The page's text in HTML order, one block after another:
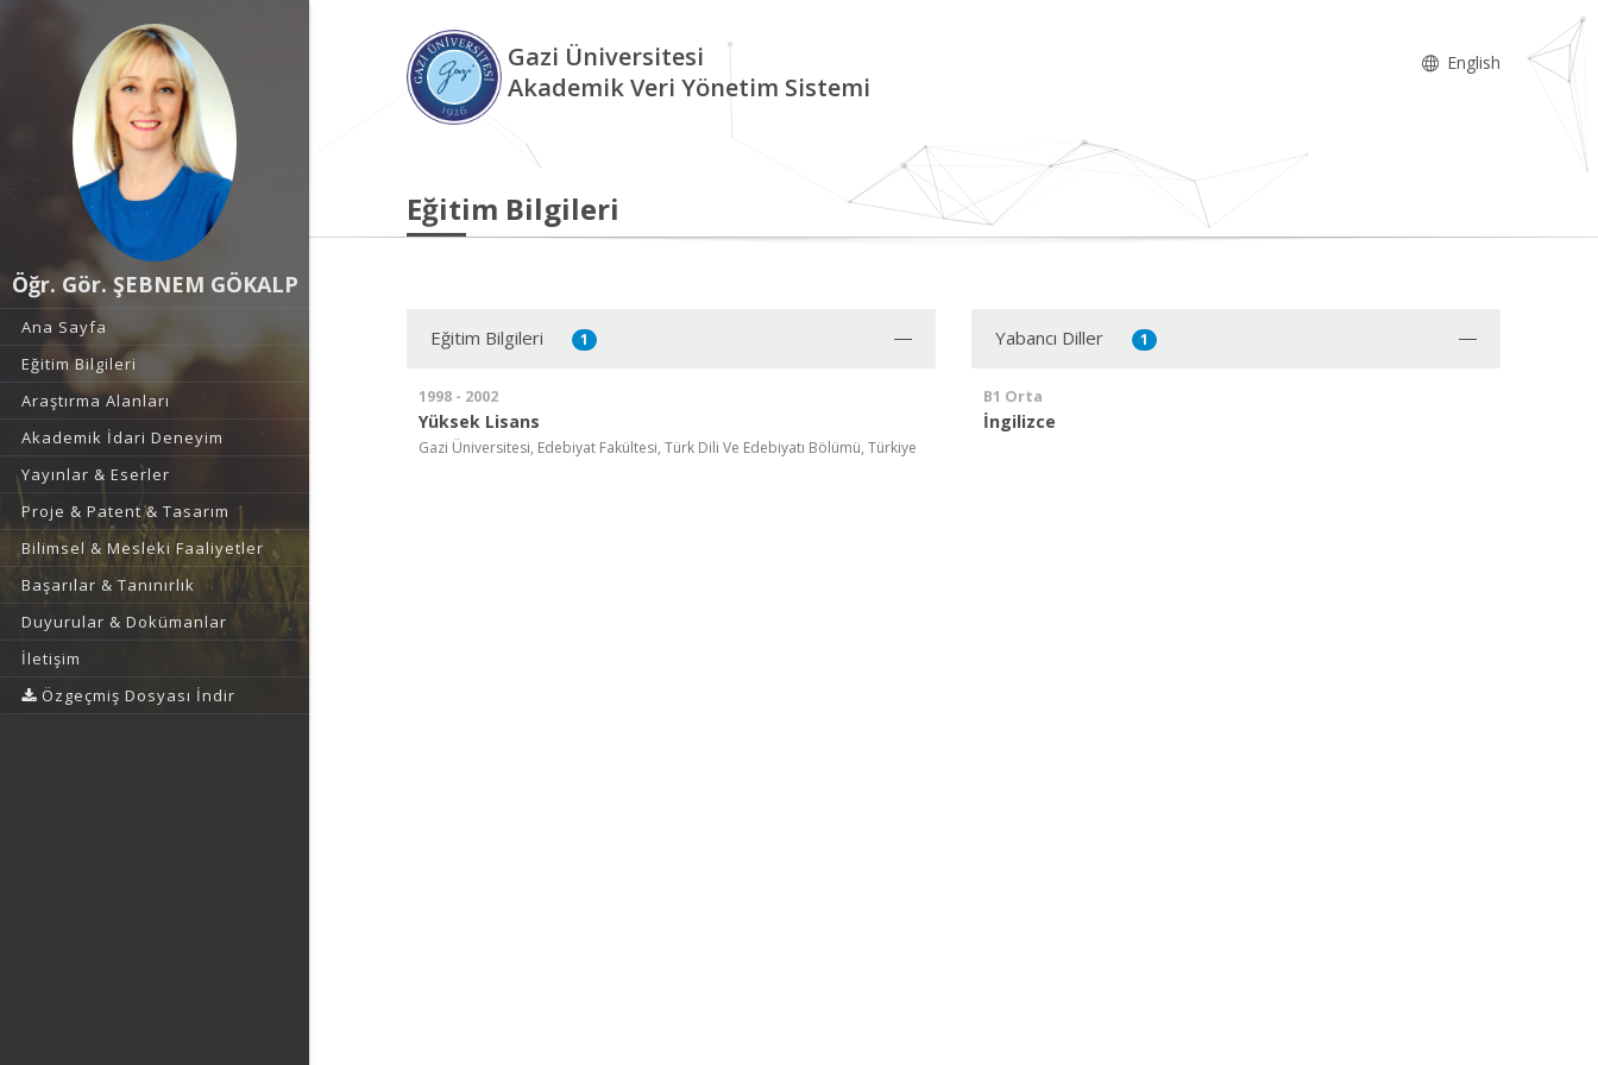
Öğr. Gör. ŞEBNEM GÖKALP
Ana Sayfa
Eğitim Bilgileri
Araştırma Alanları
Akademik İdari Deneyim
Yayınlar & Eserler
Proje & Patent & Tasarım
Bilimsel & Mesleki Faaliyetler
Başarılar & Tanınırlık
Duyurular & Dokümanlar
İletişim
Özgeçmiş Dosyası İndir
Gazi Üniversitesi
Akademik Veri Yönetim Sistemi
English
Eğitim Bilgileri
Eğitim Bilgileri 1
1998 - 2002
Yüksek Lisans
Gazi Üniversitesi, Edebiyat Fakültesi, Türk Dili Ve Edebiyatı Bölümü, Türkiye
Yabancı Diller 1
B1 Orta
İngilizce